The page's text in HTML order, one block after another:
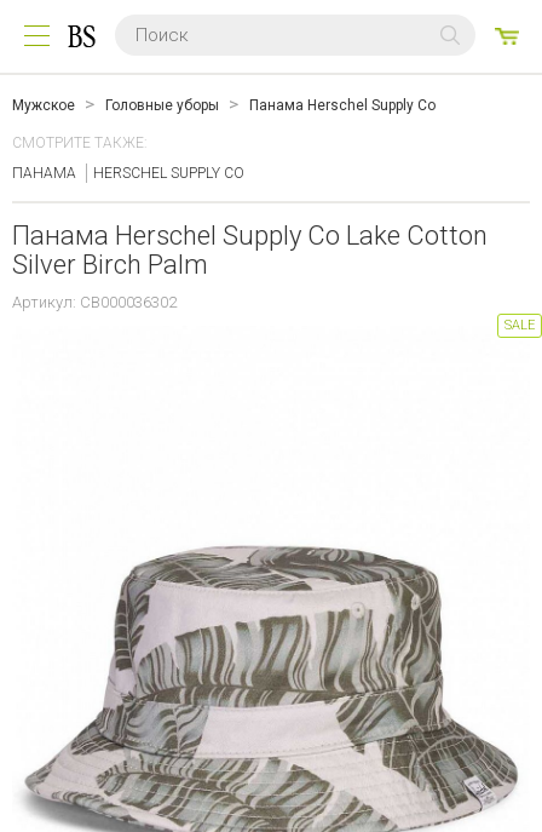
Мужское Головные уборы Панама Herschel Supply Co
СМОТРИТЕ ТАКЖЕ:
ПАНАМА
HERSCHEL SUPPLY CO
Панама Herschel Supply Co Lake Cotton
Silver Birch Palm
Артикул: CB000036302
SALE